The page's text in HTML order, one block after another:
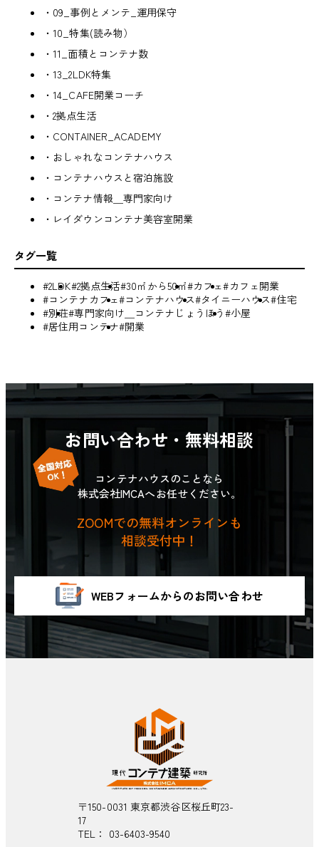
・09_事例とメンテ_運用保守
・10_特集(読み物）
・11_面積とコンテナ数
・13_2LDK特集
・14_CAFE開業コーチ
・2拠点生活
・CONTAINER_ACADEMY
・おしゃれなコンテナハウス
・コンテナハウスと宿泊施設
・コンテナ情報＿専門家向け
・レイダウンコンテナ美容室開業
タグ一覧
#2LDK#2拠点生活#30㎡から50㎡#カフェ#カフェ開業
#コンテナカフェ#コンテナハウス#タイニーハウス#住宅
#別荘#専門家向け＿コンテナじょうほう #小屋
#居住用コンテナ#開業
お問い合わせ・無料相談
コンテナハウスのことなら
株式会社IMCAへお任せください。
ZOOMでの無料オンラインも
相談受付中！
WEBフォームからのお問い合わせ
〒150-0031 東京都渋谷区桜丘町23-
17
TEL： 03-6403-9540